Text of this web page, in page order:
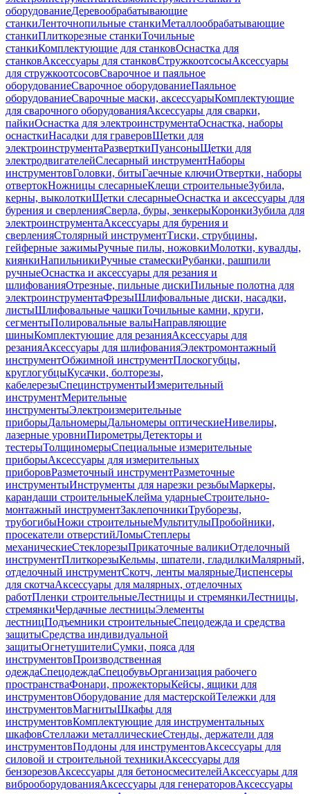
оборудованиеДеревообрабатывающие
станкиЛенточнопильные станкиМеталлообрабатывающие
станкиПлиткорезные станкиТочильные
станкиКомплектующие для станковОснастка для
станковАксессуары для станковСтружкоотсосыАксессуары
для стружкоотсосовСварочное и паяльное
оборудованиеСварочное оборудованиеПаяльное
оборудованиеСварочные маски, аксессуарыКомплектующие
для сварочного оборудованияАксессуары для сварки,
пайкиОснастка для электроинструментаОснастка, наборы
оснасткиНасадки для граверовЩетки для
электроинструментаРазверткиПуансоныЩетки для
электродвигателейСлесарный инструментНаборы
инструментовГоловки, битыГаечные ключиОтвертки, наборы
отвертокНожницы слесарныеКлещи строительныеЗубила,
керны, выколоткиЩетки слесарныеОснастка и аксессуары для
бурения и сверленияСверла, буры, зенкерыКоронкиЗубила для
электроинструментаАксессуары для бурения и
сверленияСтолярный инструментТиски, струбцины,
гейферные зажимыРучные пилы, ножовкиМолотки, кувалды,
киянкиНапильникиРучные стамескиРубанки, рашпили
ручныеОснастка и аксессуары для резания и
шлифованияОтрезные, пильные дискиПильные полотна для
электроинструментаФрезыШлифовальные диски, насадки,
листыШлифовальные чашкиТочильные камни, круги,
сегментыПолировальные валыНаправляющие
шиныКомплектующие для резанияАксессуары для
резанияАксессуары для шлифованияЭлектромонтажный
инструментОбжимной инструментПлоскогубцы,
круглогубцыКусачки, болторезы,
кабелерезыСпецинструментыИзмерительный
инструментМерительные
инструментыЭлектроизмерительные
приборыДальномерыДальномеры оптическиеНивелиры,
лазерные уровниПирометрыДетекторы и
тестерыТолщиномерыСпециальные измерительные
приборыАксессуары для измерительных
приборовРазметочный инструментРазметочные
инструментыИнструменты для нарезки резьбыМаркеры,
карандаши строительныеКлейма ударныеСтроительно-
монтажный инструментЗаклепочникиТруборезы,
трубогибыНожи строительныеМультитулыПробойники,
просекатели отверстийЛомыСтеплеры
механическиеСтеклорезыПрикаточные валикиОтделочный
инструментПлиткорезыКельмы, шпатели, гладилкиМалярный,
отделочный инструментСкотч, ленты малярныеДиспенсеры
для скотчаАксессуары для малярных, отделочных
работПленки строительныеЛестницы и стремянкиЛестницы,
стремянкиЧердачные лестницыЭлементы
лестницПодъемники строительныеСпецодежда и средства
защитыСредства индивидуальной
защитыОгнетушителиСумки, пояса для
инструментовПроизводственная
одеждаСпецодеждаСпецобувьОрганизация рабочего
пространстваФонари, прожекторыКейсы, ящики для
инструментовОборудование для мастерскойТележки для
инструментовМагнитыШкафы для
инструментовКомплектующие для инструментальных
шкафовСтеллажи металлическиеСтенды, держатели для
инструментовПоддоны для инструментовАксессуары для
силовой и строительной техникиАксессуары для
бензорезовАксессуары для бетоносмесителейАксессуары для
виброоборудованияАксессуары для генераторовАксессуары